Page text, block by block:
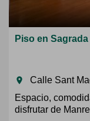
Piso en
room
Calle Sant
Espacio,
disfrutar de